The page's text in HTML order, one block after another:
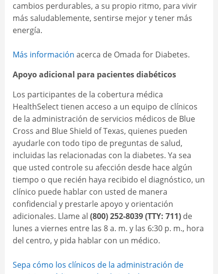
cambios perdurables, a su propio ritmo, para vivir
más saludablemente, sentirse mejor y tener más
energía.
Más información acerca de Omada for Diabetes.
Apoyo adicional para pacientes diabéticos
Los participantes de la cobertura médica
HealthSelect tienen acceso a un equipo de clínicos
de la administración de servicios médicos de Blue
Cross and Blue Shield of Texas, quienes pueden
ayudarle con todo tipo de preguntas de salud,
incluidas las relacionadas con la diabetes. Ya sea
que usted controle su afección desde hace algún
tiempo o que recién haya recibido el diagnóstico, un
clínico puede hablar con usted de manera
confidencial y prestarle apoyo y orientación
adicionales. Llame al (800) 252-8039 (TTY: 711) de
lunes a viernes entre las 8 a. m. y las 6:30 p. m., hora
del centro, y pida hablar con un médico.
Sepa cómo los clínicos de la administración de